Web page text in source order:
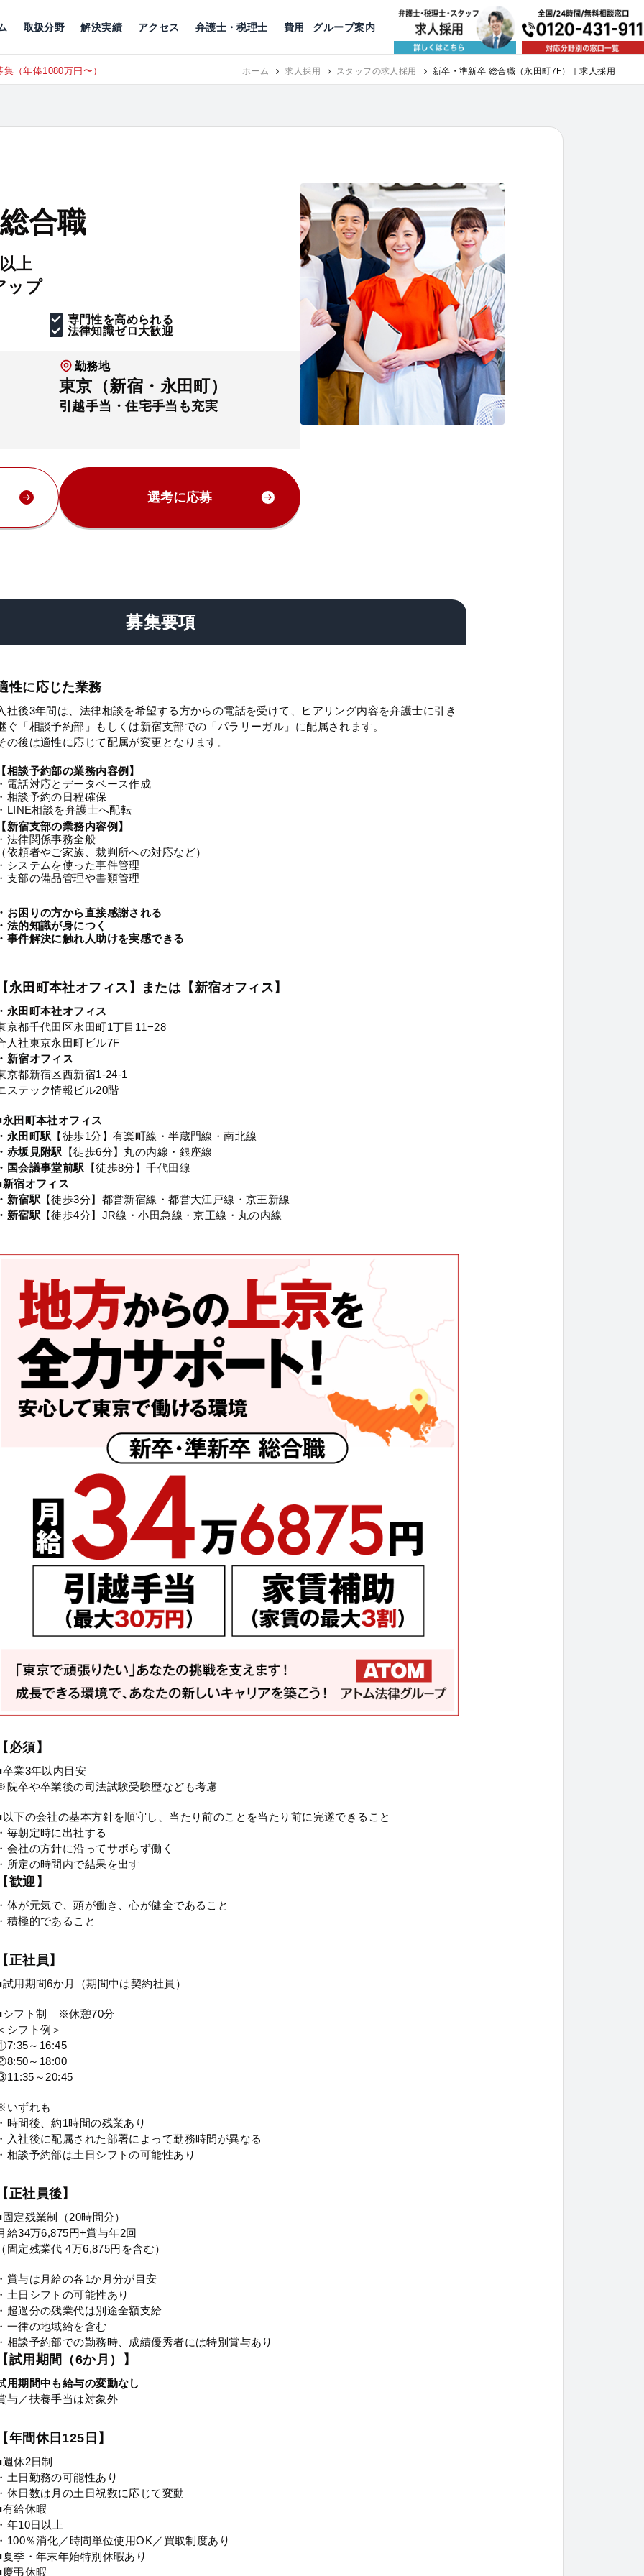
取扱分野
公益活動
解決実績 アクセス
京都 神戸 福岡
弁護士・税理士 費用 グループ案内
（年俸1080万円〜） RECRUIT 東京にて、相談予約スタッフ募集（月給38万以上）
合職
上
ップ
専門性を高められる
法律知識ゼロ大歓迎
勤務地
東京（新宿・永田町）
引越手当・住宅手当も充実
選考に応募
募集要項
性に応じた業務
社後3年間は、法律相談を希望する方からの電話を受けて、ヒアリング内容を弁護士に引き
ぐ「相談予約部」もしくは新宿支部での「パラリーガル」に配属されます。
の後は適性に応じて配属が変更となります。
相談予約部の業務内容例】
電話対応とデータベース作成
相談予約の日程確保
LINE相談を弁護士へ配転
新宿支部の業務内容例】
法律関係事務全般
依頼者やご家族、裁判所への対応など）
システムを使った事件管理
支部の備品管理や書類管理
お困りの方から直接感謝される
法的知識が身につく
事件解決に触れ人助けを実感できる
永田町本社オフィス】または【新宿オフィス】
永田町本社オフィス
京都千代田区永田町1丁目11−28
人社東京永田町ビル7F
新宿オフィス
京都新宿区西新宿1-24-1
ステック情報ビル20階
永田町本社オフィス
永田町駅 【徒歩1分】有楽町線・半蔵門線・南北線
赤坂見附駅
【徒歩6分】丸の内線・銀座線
国会議事堂前駅
【徒歩8分】千代田線
新宿オフィス
新宿駅 【徒歩3分】都営新宿線・都営大江戸線・京王新線
新宿駅 【徒歩4分】JR線・小田急線・京王線・丸の内線
必須】
卒業3年以内目安
院卒や卒業後の司法試験受験歴なども考慮
以下の会社の基本方針を順守し、当たり前のことを当たり前に完遂できること
毎朝定時に出社する
会社の方針に沿ってサボらず働く
所定の時間内で結果を出す
歓迎】
体が元気で、頭が働き、心が健全であること
積極的であること
正社員】
試用期間6か月（期間中は契約社員）
シフト制 ※休憩70分
シフト例＞
～16:45
～18:00
～20:45
いずれも
時間後、約1時間の残業あり
入社後に配属された部署によって勤務時間が異なる
相談予約部は土日シフトの可能性あり
正社員後】
定残業制（20時間分）
給34万6,875円+賞与年2回
固定残業代 4万6,875円を含む）
賞与は月給の各1か月分が目安
土日シフトの可能性あり
超過分の残業代は別途全額支給
一律の地域給を含む
相談予約部での勤務時、成績優秀者には特別賞与あり
試用期間（6か月）】
用期間中も給与の変動なし
与／扶養手当は対象外
年間休日125日】
休2日制
土日勤務の可能性あり
休日数は月の土日祝数に応じて変動
有給休暇
年10日以上
100％消化／時間単位使用OK／買取制度あり
夏季・年末年始特別休暇あり
慶弔休暇
ホーム 求人採用 スタッフの求人採用 新卒・準新卒 総合職（永田町7F）｜求人採用